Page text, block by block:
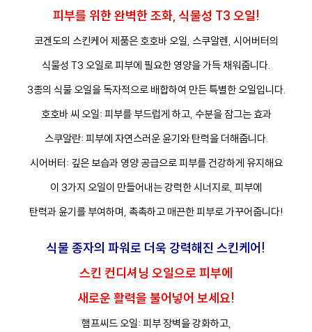
피부를 위한 완벽한 조화, 식물성 T3 오일!
코겐도의 스킨케어 제품은 호호바 오일, 스쿠알렌, 시어버터의
식물성 T3 오일로 피부에 필요한 영양을 가득 채워줍니다.
3종의 식물 오일을 독자적으로 배합하여 만든 특별한 오일입니다.
호호바 씨 오일: 피부를 부드럽게 하고, 수분을 잠그는 효과
스쿠알란: 피부에 자연스러운 윤기와 탄력을 더해줍니다.
시어버터: 깊은 보습과 영양 공급으로 피부를 건강하게 유지해요
이 3가지 오일이 만들어내는 강력한 시너지로, 피부에
탄력과 윤기를 부여하며, 촉촉하고 매끈한 피부로 가꾸어줍니다!
식물 종자의 파워로 더욱 강력해진 스킨케어!
스킨 컨디셔닝 오일으로 피부에
새로운 활력을 불어넣어 보세요!
햄프씨드 오일: 피부 장벽을 강화하고,